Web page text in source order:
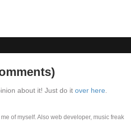
about it! Just do it over here
of myself. Also web developer, music freak